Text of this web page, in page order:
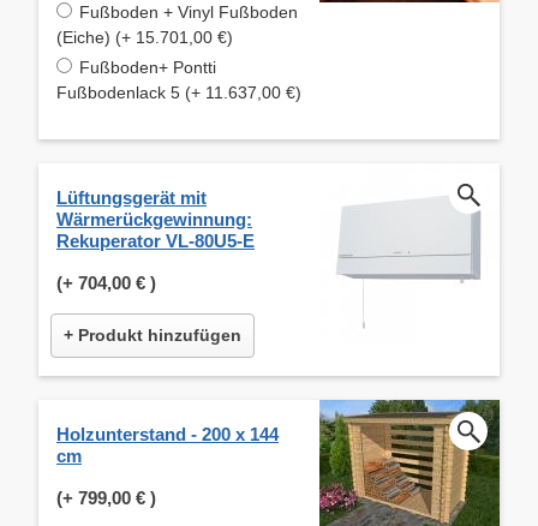
Fußboden + Vinyl Fußboden
(Eiche) (+ 15.701,00 €)
Fußboden+ Pontti
Fußbodenlack 5 (+ 11.637,00 €)
Lüftungsgerät mit
Wärmerückgewinnung:
Rekuperator VL-80U5-E
(+ 704,00 € )
+ Produkt hinzufügen
Holzunterstand - 200 x 144
cm
(+ 799,00 € )